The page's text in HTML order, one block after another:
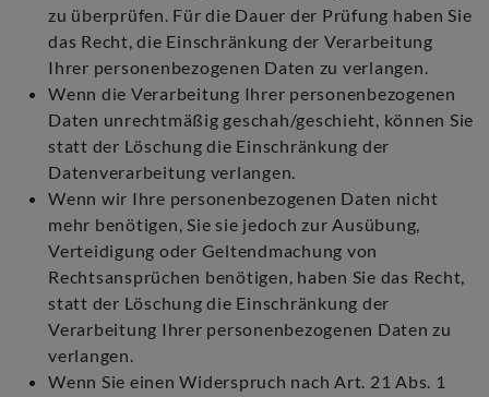
zu überprüfen. Für die Dauer der Prüfung haben Sie
das Recht, die Einschränkung der Verarbeitung
Ihrer personenbezogenen Daten zu verlangen.
Wenn die Verarbeitung Ihrer personenbezogenen
Daten unrechtmäßig geschah/geschieht, können Sie
statt der Löschung die Einschränkung der
Datenverarbeitung verlangen.
Wenn wir Ihre personenbezogenen Daten nicht
mehr benötigen, Sie sie jedoch zur Ausübung,
Verteidigung oder Geltendmachung von
Rechtsansprüchen benötigen, haben Sie das Recht,
statt der Löschung die Einschränkung der
Verarbeitung Ihrer personenbezogenen Daten zu
verlangen.
Wenn Sie einen Widerspruch nach Art. 21 Abs. 1